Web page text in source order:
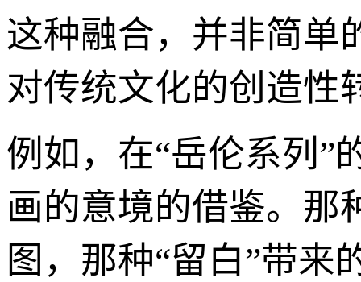
这种融合，并非简单
对传统文化的创造性
例如，在“岳伦系列”
画的意境的借鉴。那
图，那种“留白”带来